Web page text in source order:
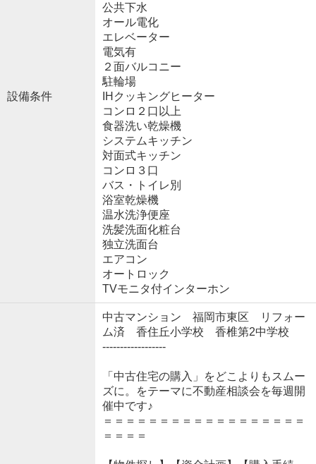
設備条件
公共下水
オール電化
エレベーター
電気有
２面バルコニー
駐輪場
IHクッキングヒーター
コンロ２口以上
食器洗い乾燥機
システムキッチン
対面式キッチン
コンロ３口
バス・トイレ別
浴室乾燥機
温水洗浄便座
洗髪洗面化粧台
独立洗面台
エアコン
オートロック
TVモニタ付インターホン
中古マンション 福岡市東区 リフォー
ム済 香住丘小学校 香椎第2中学校
------------------
「中古住宅の購入」をどこよりもスムー
ズに。をテーマに不動産相談会を毎週開
催中です♪
＝＝＝＝＝＝＝＝＝＝＝＝＝＝＝＝＝＝
＝＝＝＝